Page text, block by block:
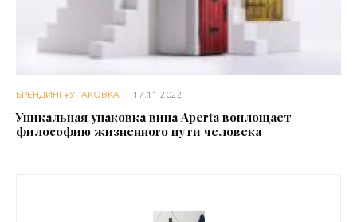
БРЕНДИНГ+УПАКОВКА · 17.11.2022
Уникальная упаковка вина Aperta воплощает
философию жизненного пути человека